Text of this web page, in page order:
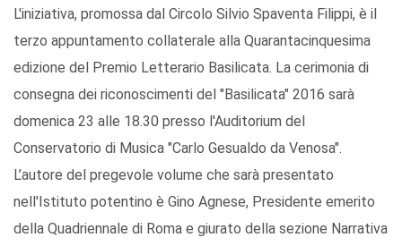
L'iniziativa, promossa dal Circolo Silvio Spaventa Filippi, è il
terzo appuntamento collaterale alla Quarantacinquesima
edizione del Premio Letterario Basilicata. La cerimonia di
consegna dei riconoscimenti del "Basilicata" 2016 sarà
domenica 23 alle 18.30 presso l'Auditorium del
Conservatorio di Musica "Carlo Gesualdo da Venosa".
L’autore del pregevole volume che sarà presentato
nell'Istituto potentino è Gino Agnese, Presidente emerito
della Quadriennale di Roma e giurato della sezione Narrativa